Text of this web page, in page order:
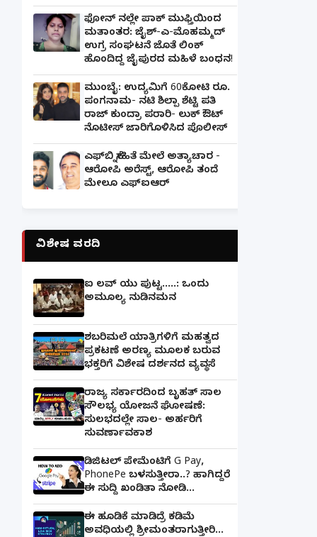
ಫೋನ್ ನಲ್ಲೇ ಪಾಕ್ ಮುಫ್ತಿಯಿಂದ
ಮತಾಂತರ: ಜೈಶ್-ಎ-ಮೊಹಮ್ಮದ್
ಉಗ್ರ ಸಂಘಟನೆ ಜೊತೆ ಲಿಂಕ್
ಹೊಂದಿದ್ದ ಜೈಪುರದ ಮಹಿಳೆ ಬಂಧನ!
ಮುಂಬೈ: ಉದ್ಯಮಿಗೆ 60ಕೋಟಿ ರೂ.
ಪಂಗನಾಮ- ನಟಿ ಶಿಲ್ಪಾ ಶೆಟ್ಟಿ ಪತಿ
ರಾಜ್ ಕುಂದ್ರಾ ಪರಾರಿ- ಲುಕ್ ಔಟ್
ನೊಟೀಸ್ ಜಾರಿಗೊಳಿಸಿದ ಪೊಲೀಸ್
ಎಫ್‌ಬಿ ಸ್ನೇಹಿತೆ ಮೇಲೆ ಅತ್ಯಾಚಾರ -
ಆರೋಪಿ ಅರೆಸ್ಟ್, ಆರೋಪಿ ತಂದೆ
ಮೇಲೂ ಎಫ್ಐಆರ್
ವಿಶೇಷ ವರದಿ
ಐ ಲವ್ ಯು ಪುಟ್ಟ.....: ಒಂದು
ಅಮೂಲ್ಯ ನುಡಿನಮನ
ಶಬರಿಮಲೆ ಯಾತ್ರಿಗಳಿಗೆ ಮಹತ್ವದ
ಪ್ರಕಟಣೆ ಅರಣ್ಯ ಮೂಲಕ ಬರುವ
ಭಕ್ತರಿಗೆ ವಿಶೇಷ ದರ್ಶನದ ವ್ಯವಸ್ಥೆ
ರಾಜ್ಯ ಸರ್ಕಾರದಿಂದ ಬೃಹತ್ ಸಾಲ
ಸೌಲಭ್ಯ ಯೋಜನೆ ಘೋಷಣೆ:
ಸುಲಭದಲ್ಲೇ ಸಾಲ- ಅರ್ಹರಿಗೆ
ಸುವರ್ಣಾವಕಾಶ
ಡಿಜಿಟಲ್ ಪೇಮೆಂಟಿಗೆ G Pay,
PhonePe ಬಳಸುತ್ತೀರಾ..? ಹಾಗಿದ್ದರೆ
ಈ ಸುದ್ದಿ ಖಂಡಿತಾ ನೋಡಿ...
ಈ ಹೂಡಿಕೆ ಮಾಡಿದ್ರೆ ಕಡಿಮೆ
ಅವಧಿಯಲ್ಲಿ ಶ್ರೀಮಂತರಾಗುತ್ತೀರಿ...